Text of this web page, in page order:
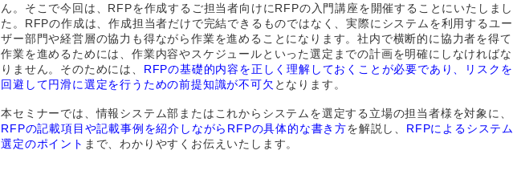
ん。そこで今回は、RFPを作成するご担当者向けにRFPの入門講座を開催することにいたしまし
た。RFPの作成は、作成担当者だけで完結できるものではなく、実際にシステムを利用するユー
ザー部門や経営層の協力も得ながら作業を進めることになります。社内で横断的に協力者を得て
作業を進めるためには、作業内容やスケジュールといった選定までの計画を明確にしなければな
りません。そのためには、 RFPの基礎的内容を正しく理解しておくことが必要であり、リスクを
回避して円滑に選定を行うための前提知識が不可欠 となります。
本セミナーでは、情報システム部またはこれからシステムを選定する立場の担当者様を対象に、
RFPの記載項目や記載事例を紹介しながらRFPの具体的な書き方を解説し、 RFPによるシステム
選定のポイント まで、わかりやすくお伝えいたします。